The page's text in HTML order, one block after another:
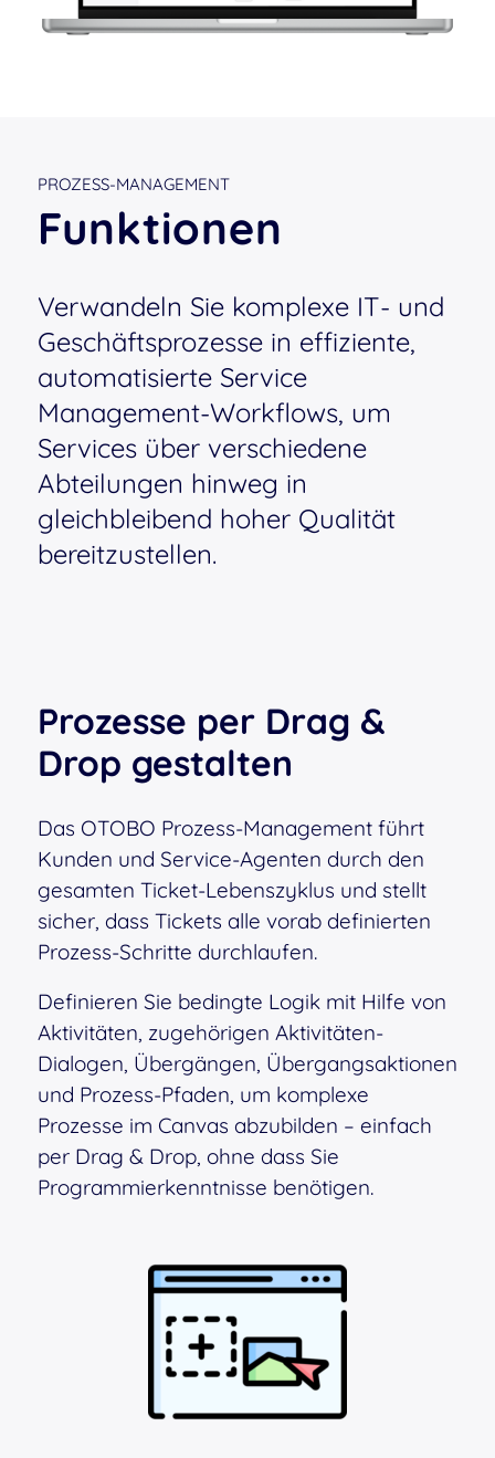
PROZESS-MANAGEMENT
Funktionen
Verwandeln Sie komplexe IT- und
Geschäftsprozesse in effiziente,
automatisierte Service
Management-Workflows, um
Services über verschiedene
Abteilungen hinweg in
gleichbleibend hoher Qualität
bereitzustellen.
Prozesse per Drag &
Drop gestalten
Das OTOBO Prozess-Management führt
Kunden und Service-Agenten durch den
gesamten Ticket-Lebenszyklus und stellt
sicher, dass Tickets alle vorab definierten
Prozess-Schritte durchlaufen.
Definieren Sie bedingte Logik mit Hilfe von
Aktivitäten, zugehörigen Aktivitäten-
Dialogen, Übergängen, Übergangsaktionen
und Prozess-Pfaden, um komplexe
Prozesse im Canvas abzubilden – einfach
per Drag & Drop, ohne dass Sie
Programmierkenntnisse benötigen.